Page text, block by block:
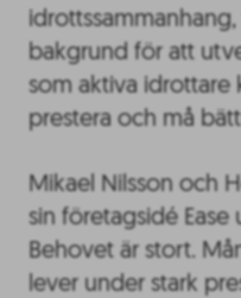
bakgrund för att
som aktiva idrottare
prestera och må
Mikael Nilsson och
sin företagsidé Ease
Behovet är stort.
lever under stark